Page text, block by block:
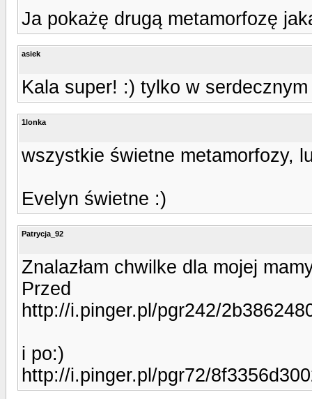
Ja pokażę drugą metamorfozę
asiek
Kala super! :) tylko w
1lonka
wszystkie świetne metamorfozy,
Evelyn świetne :)
Patrycja_92
Znalazłam chwilke dla mojej
Przed
http://i.pinger.pl/pgr242/
i po:)
http://i.pinger.pl/pgr72/